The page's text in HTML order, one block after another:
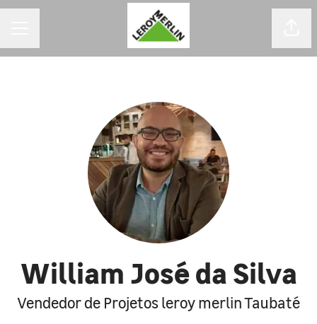
William José da Silva
Vendedor de Projetos leroy merlin Taubaté